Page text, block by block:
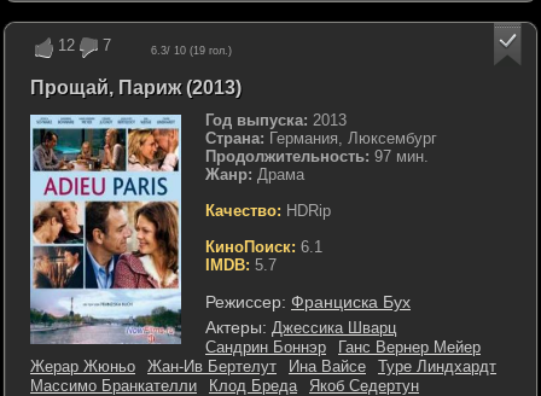
12 7 6.3/ 10 (19 гол.)
Прощай, Париж (2013)
Год выпуска: 2013
Страна: Германия, Люксембург
Продолжительность: 97 мин.
Жанр: Драма
Качество: HDRip
КиноПоиск: 6.1
IMDB: 5.7
Режиссер: Франциска Бух
Актеры: Джессика Шварц
Сандрин Боннэр
Ганс Вернер Мейер
Жерар Жюньо
Жан-Ив Бертелут Ина Вайсе
Туре Линдхардт
Массимо Бранкателли
Клод Бреда Якоб Седертун